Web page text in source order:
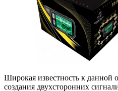
Широкая известность к данной
создания двухсторонних